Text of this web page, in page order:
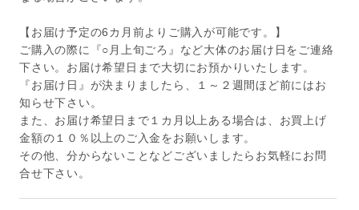
【お届け予定の6カ月前よりご購入が可能です。】
ご購入の際に『○月上旬ごろ』など大体のお届け日をご連絡
下さい。お届け希望日まで大切にお預かりいたします。
『お届け日』が決まりましたら、１～２週間ほど前にはお
知らせ下さい。
また、お届け希望日まで１カ月以上ある場合は、お買上げ
金額の１０％以上のご入金をお願いします。
その他、分からないことなどございましたらお気軽にお問
合せ下さい。